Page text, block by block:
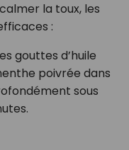
la toux, les
:
gouttes d’huile
poivrée dans
sous